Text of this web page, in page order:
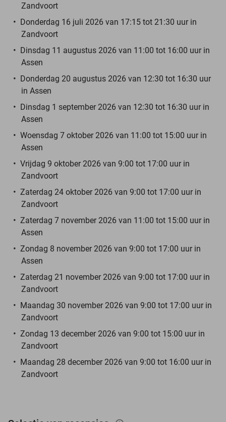
Zandvoort
Donderdag 16 juli 2026 van 17:15 tot 21:30 uur in
Zandvoort
Dinsdag 11 augustus 2026 van 11:00 tot 16:00 uur in
Assen
Donderdag 20 augustus 2026 van 12:30 tot 16:30 uur
in Assen
Dinsdag 1 september 2026 van 12:30 tot 16:30 uur in
Assen
Woensdag 7 oktober 2026 van 11:00 tot 15:00 uur in
Assen
Vrijdag 9 oktober 2026 van 9:00 tot 17:00 uur in
Zandvoort
Zaterdag 24 oktober 2026 van 9:00 tot 17:00 uur in
Zandvoort
Zaterdag 7 november 2026 van 11:00 tot 15:00 uur in
Assen
Zondag 8 november 2026 van 9:00 tot 17:00 uur in
Assen
Zaterdag 21 november 2026 van 9:00 tot 17:00 uur in
Zandvoort
Maandag 30 november 2026 van 9:00 tot 17:00 uur in
Zandvoort
Zondag 13 december 2026 van 9:00 tot 15:00 uur in
Zandvoort
Maandag 28 december 2026 van 9:00 tot 16:00 uur in
Zandvoort